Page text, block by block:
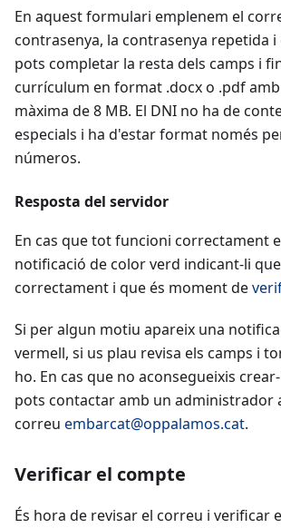
En aquest formulari emplenem el
contrasenya, la contrasenya repetida i
pots completar la resta dels camps i
currículum en format .docx o .pdf
màxima de 8 MB. El DNI no ha de
especials i ha d'estar format només
números.
Resposta del servidor
En cas que tot funcioni correctament
notificació de color verd indicant-li
correctament i que és moment de
Si per algun motiu apareix una
vermell, si us plau revisa els camps i
ho. En cas que no aconsegueixis
pots contactar amb un administrador
correu embarcat@oppalamos.cat.
Verificar el compte
És hora de revisar el correu i verificar